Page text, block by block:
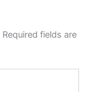
Required fields are